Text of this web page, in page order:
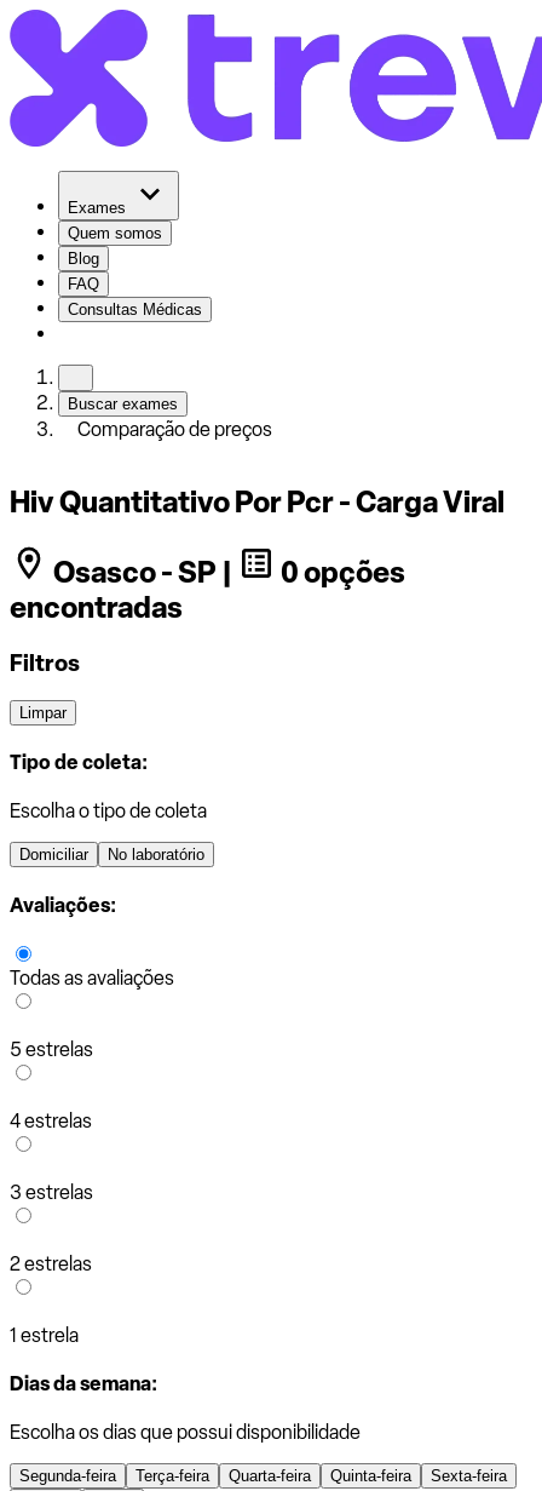
Exames
Quem somos
Blog
FAQ
Consultas Médicas
Buscar exames
Comparação de preços
Hiv Quantitativo Por Pcr - Carga Viral
Osasco - SP |
0 opções
encontradas
Filtros
Limpar
Tipo de coleta:
Escolha o tipo de coleta
Domiciliar No laboratório
Avaliações:
Todas as avaliações
5 estrelas
4 estrelas
3 estrelas
2 estrelas
1 estrela
Dias da semana:
Escolha os dias que possui disponibilidade
Segunda-feira Terça-feira Quarta-feira Quinta-feira
Sexta-feira